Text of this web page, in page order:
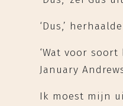
‘Dus,’
‘Wat voor
January
Ik moest mijn